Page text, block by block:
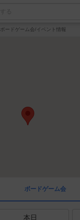
ボードゲーム会/イベント情報
ボードゲーム会
本日